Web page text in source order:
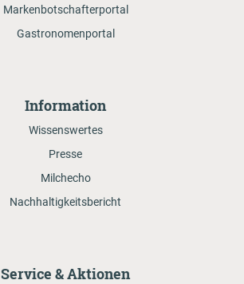
Markenbotschafterportal
Gastronomenportal
Information
Wissenswertes
Presse
Milchecho
Nachhaltigkeitsbericht
Service & Aktionen